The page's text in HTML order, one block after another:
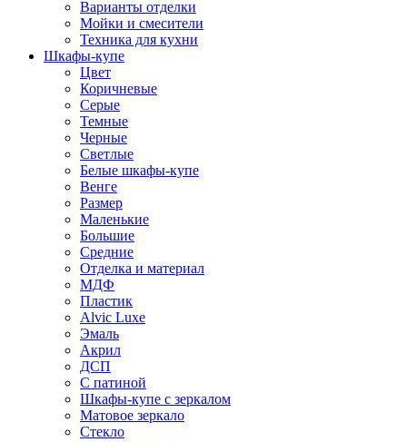
Варианты отделки
Мойки и смесители
Техника для кухни
Шкафы-купе
Цвет
Коричневые
Серые
Темные
Черные
Светлые
Белые шкафы-купе
Венге
Размер
Маленькие
Большие
Средние
Отделка и материал
МДФ
Пластик
Alvic Luxe
Эмаль
Акрил
ДСП
С патиной
Шкафы-купе с зеркалом
Матовое зеркало
Стекло